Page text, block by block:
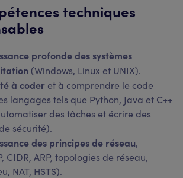
techniques
profonde des systèmes
(Windows, Linux et UNIX).
à coder et à comprendre le code
langages tels que Python, Java et C++
des tâches et écrire des
sécurité).
des principes de réseau,
CIDR, ARP, topologies de réseau,
NAT, HSTS).